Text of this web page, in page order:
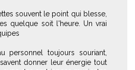
souvent le point qui blesse,
quelque soit l'heure. Un vrai
personnel toujours souriant,
donner leur énergie tout